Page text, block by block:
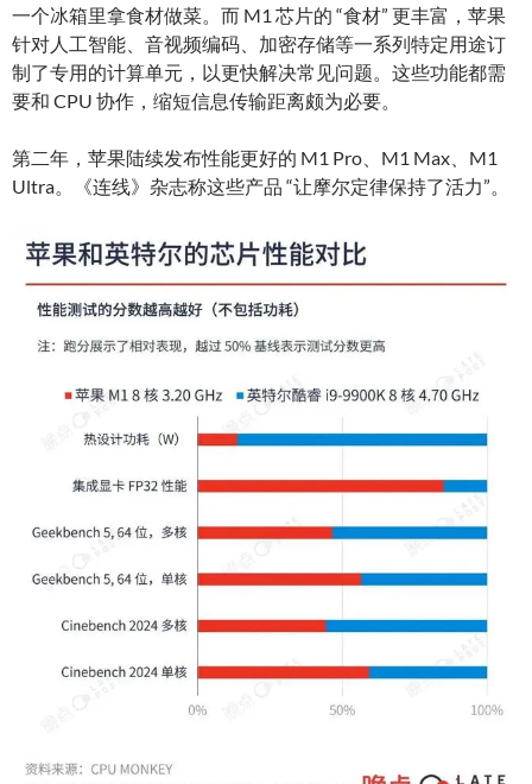
一个冰箱里拿食材做菜。而 M1 芯片的 “食材” 更丰富，苹果
针对人工智能、音视频编码、加密存储等一系列特定用途订
制了专用的计算单元，以更快解决常见问题。这些功能都需
要和 CPU 协作，缩短信息传输距离颇为必要。
第二年，苹果陆续发布性能更好的 M1 Pro、M1 Max、M1
Ultra。《连线》杂志称这些产品 “让摩尔定律保持了活力”。